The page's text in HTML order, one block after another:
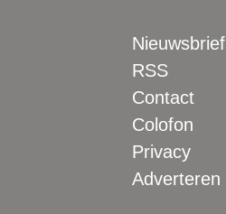
Nieuwsbrief
RSS
Contact
Colofon
Privacy
Adverteren